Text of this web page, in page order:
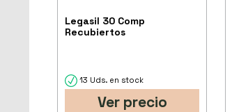
Legasil 30 Comp
Recubiertos
13 Uds. en stock
Ver precio